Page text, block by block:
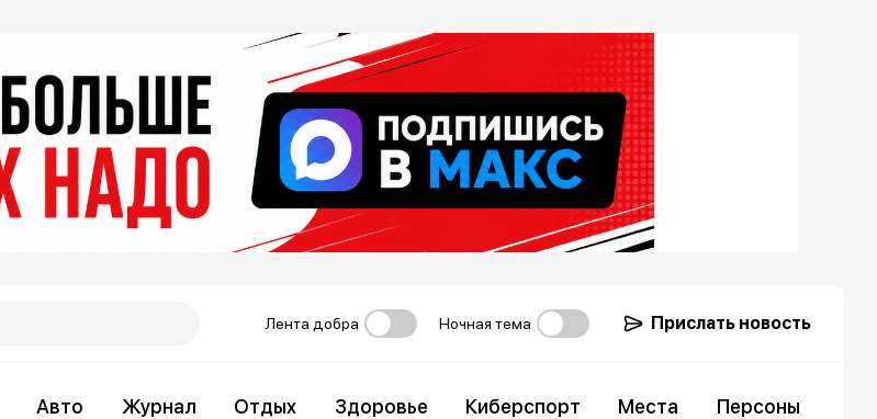
Лента добра Ночная тема Прислать новость
Авто Журнал Отдых Здоровье Киберспорт Места Персоны